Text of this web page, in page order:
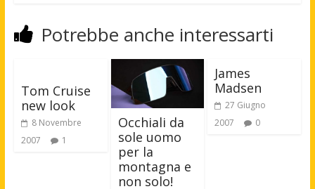
Potrebbe anche interessarti
Tom Cruise
new look
8 Novembre
2007
1
Occhiali da
sole uomo
per la
montagna e
non solo!
James
Madsen
27 Giugno
2007
0